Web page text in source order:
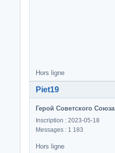
Hors ligne
Piet19
Герой Советского Союза
Inscription : 2023-05-18
Messages : 1 183
Hors ligne